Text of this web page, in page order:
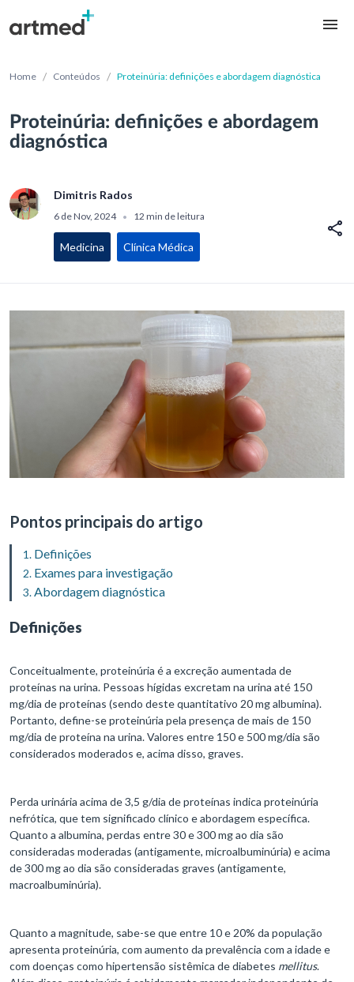
Home / Conteúdos / Proteinúria: definições e abordagem diagnóstica
Proteinúria: definições e abordagem
diagnóstica
Dimitris Rados
6 de Nov, 2024 • 12 min de leitura
Medicina Clínica Médica
Pontos principais do artigo
Definições
Exames para investigação
Abordagem diagnóstica
Definições
Conceitualmente, proteinúria é a excreção aumentada de
proteínas na urina. Pessoas hígidas excretam na urina até 150
mg/dia de proteínas (sendo deste quantitativo 20 mg albumina).
Portanto, define-se proteinúria pela presença de mais de 150
mg/dia de proteína na urina. Valores entre 150 e 500 mg/dia são
considerados moderados e, acima disso, graves.
Perda urinária acima de 3,5 g/dia de proteínas indica proteinúria
nefrótica, que tem significado clínico e abordagem específica.
Quanto a albumina, perdas entre 30 e 300 mg ao dia são
consideradas moderadas (antigamente, microalbuminúria) e acima
de 300 mg ao dia são consideradas graves (antigamente,
macroalbuminúria).
Quanto a magnitude, sabe-se que entre 10 e 20% da população
apresenta proteinúria, com aumento da prevalência com a idade e
com doenças como hipertensão sistêmica de diabetes mellitus.